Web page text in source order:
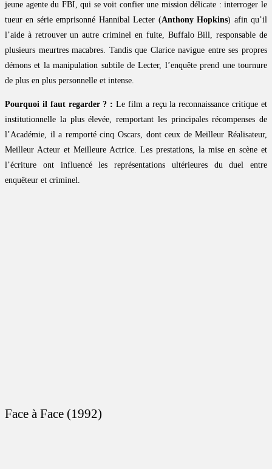
jeune agente du FBI, qui se voit confier une mission délicate : interroger le
tueur en série emprisonné Hannibal Lecter (Anthony Hopkins) afin qu’il
l’aide à retrouver un autre criminel en fuite, Buffalo Bill, responsable de
plusieurs meurtres macabres. Tandis que Clarice navigue entre ses propres
démons et la manipulation subtile de Lecter, l’enquête prend une tournure
de plus en plus personnelle et intense.
Pourquoi il faut regarder ? : Le film a reçu la reconnaissance critique et
institutionnelle la plus élevée, remportant les principales récompenses de
l’Académie, il a remporté cinq Oscars, dont ceux de Meilleur Réalisateur,
Meilleur Acteur et Meilleure Actrice. Les prestations, la mise en scène et
l’écriture ont influencé les représentations ultérieures du duel entre
enquêteur et criminel.
Face à Face (1992)